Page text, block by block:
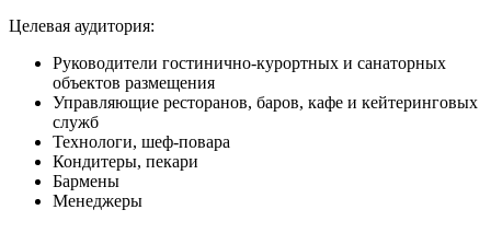
Целевая аудитория:
Руководители гостинично-курортных и санаторных
объектов размещения
Управляющие ресторанов, баров, кафе и кейтеринговых
служб
Технологи, шеф-повара
Кондитеры, пекари
Бармены
Менеджеры